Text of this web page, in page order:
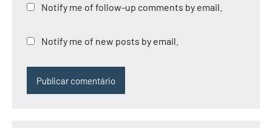
Notify me of follow-up comments by email.
Notify me of new posts by email.